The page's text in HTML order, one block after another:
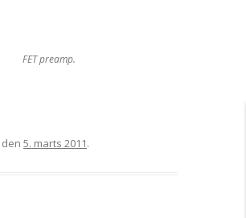
FET preamp.
den 5. marts 2011.